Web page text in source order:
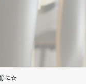
に☆